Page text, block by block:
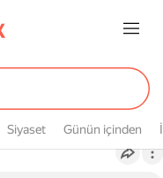
Siyaset Günün içinden